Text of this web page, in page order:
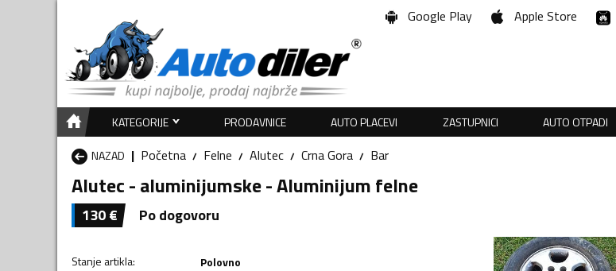
Google Play Apple Store
KATEGORIJE PRODAVNICE AUTO PLACEVI ZASTUPNICI AUTO OTPADI
NAZAD
Početna Felne Alutec Crna Gora Bar
Alutec - aluminijumske - Aluminijum felne
130€ Po dogovoru
Stanje artikla:
Polovno